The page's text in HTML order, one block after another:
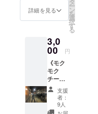
詳細を見る
タ
ー
ン
を
選
択
す
る
3,0
00 円
《モク
モク
チー
ズ》 燻
製させ
たチー
ズを使
支援
者：
9人